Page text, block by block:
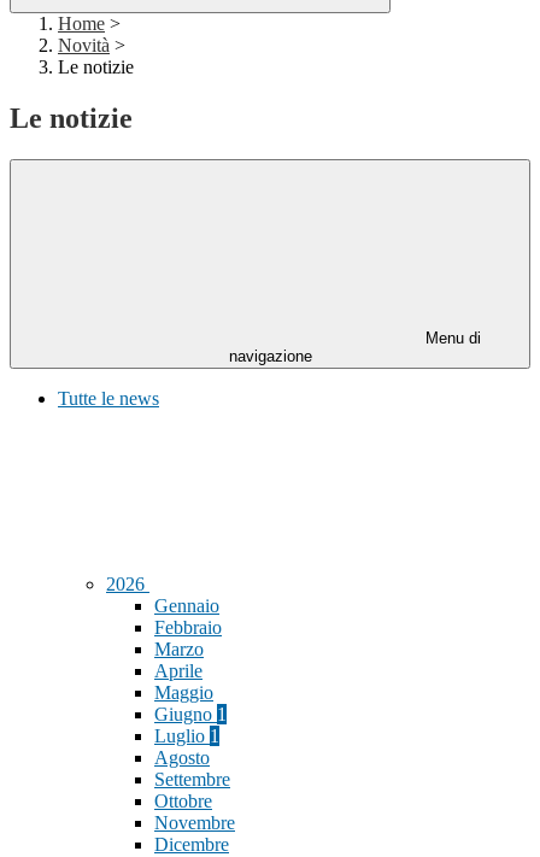
Home >
Novità >
Le notizie
Le notizie
Menu di
navigazione
Tutte le news
2026
Gennaio
Febbraio
Marzo
Aprile
Maggio
Giugno 1
Luglio 1
Agosto
Settembre
Ottobre
Novembre
Dicembre